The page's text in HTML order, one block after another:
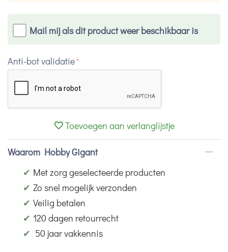
Mail mij als dit product weer beschikbaar is
Anti-bot validatie
Toevoegen aan verlanglijstje
Waarom Hobby Gigant
✔ Met zorg geselecteerde producten
✔ Zo snel mogelijk verzonden
✔ Veilig betalen
✔ 120 dagen retourrecht
✔ 50 jaar vakkennis